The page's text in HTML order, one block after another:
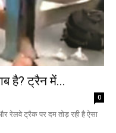
है? ट्रैन में...
0
रेलवे ट्रैक पर दम तोड़ रही है ऐसा